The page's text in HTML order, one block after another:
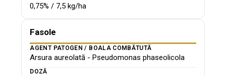
0,75% / 7,5 kg/ha
Fasole
AGENT PATOGEN / BOALA COMBĂTUTĂ
Arsura aureolată - Pseudomonas phaseolicola
DOZĂ